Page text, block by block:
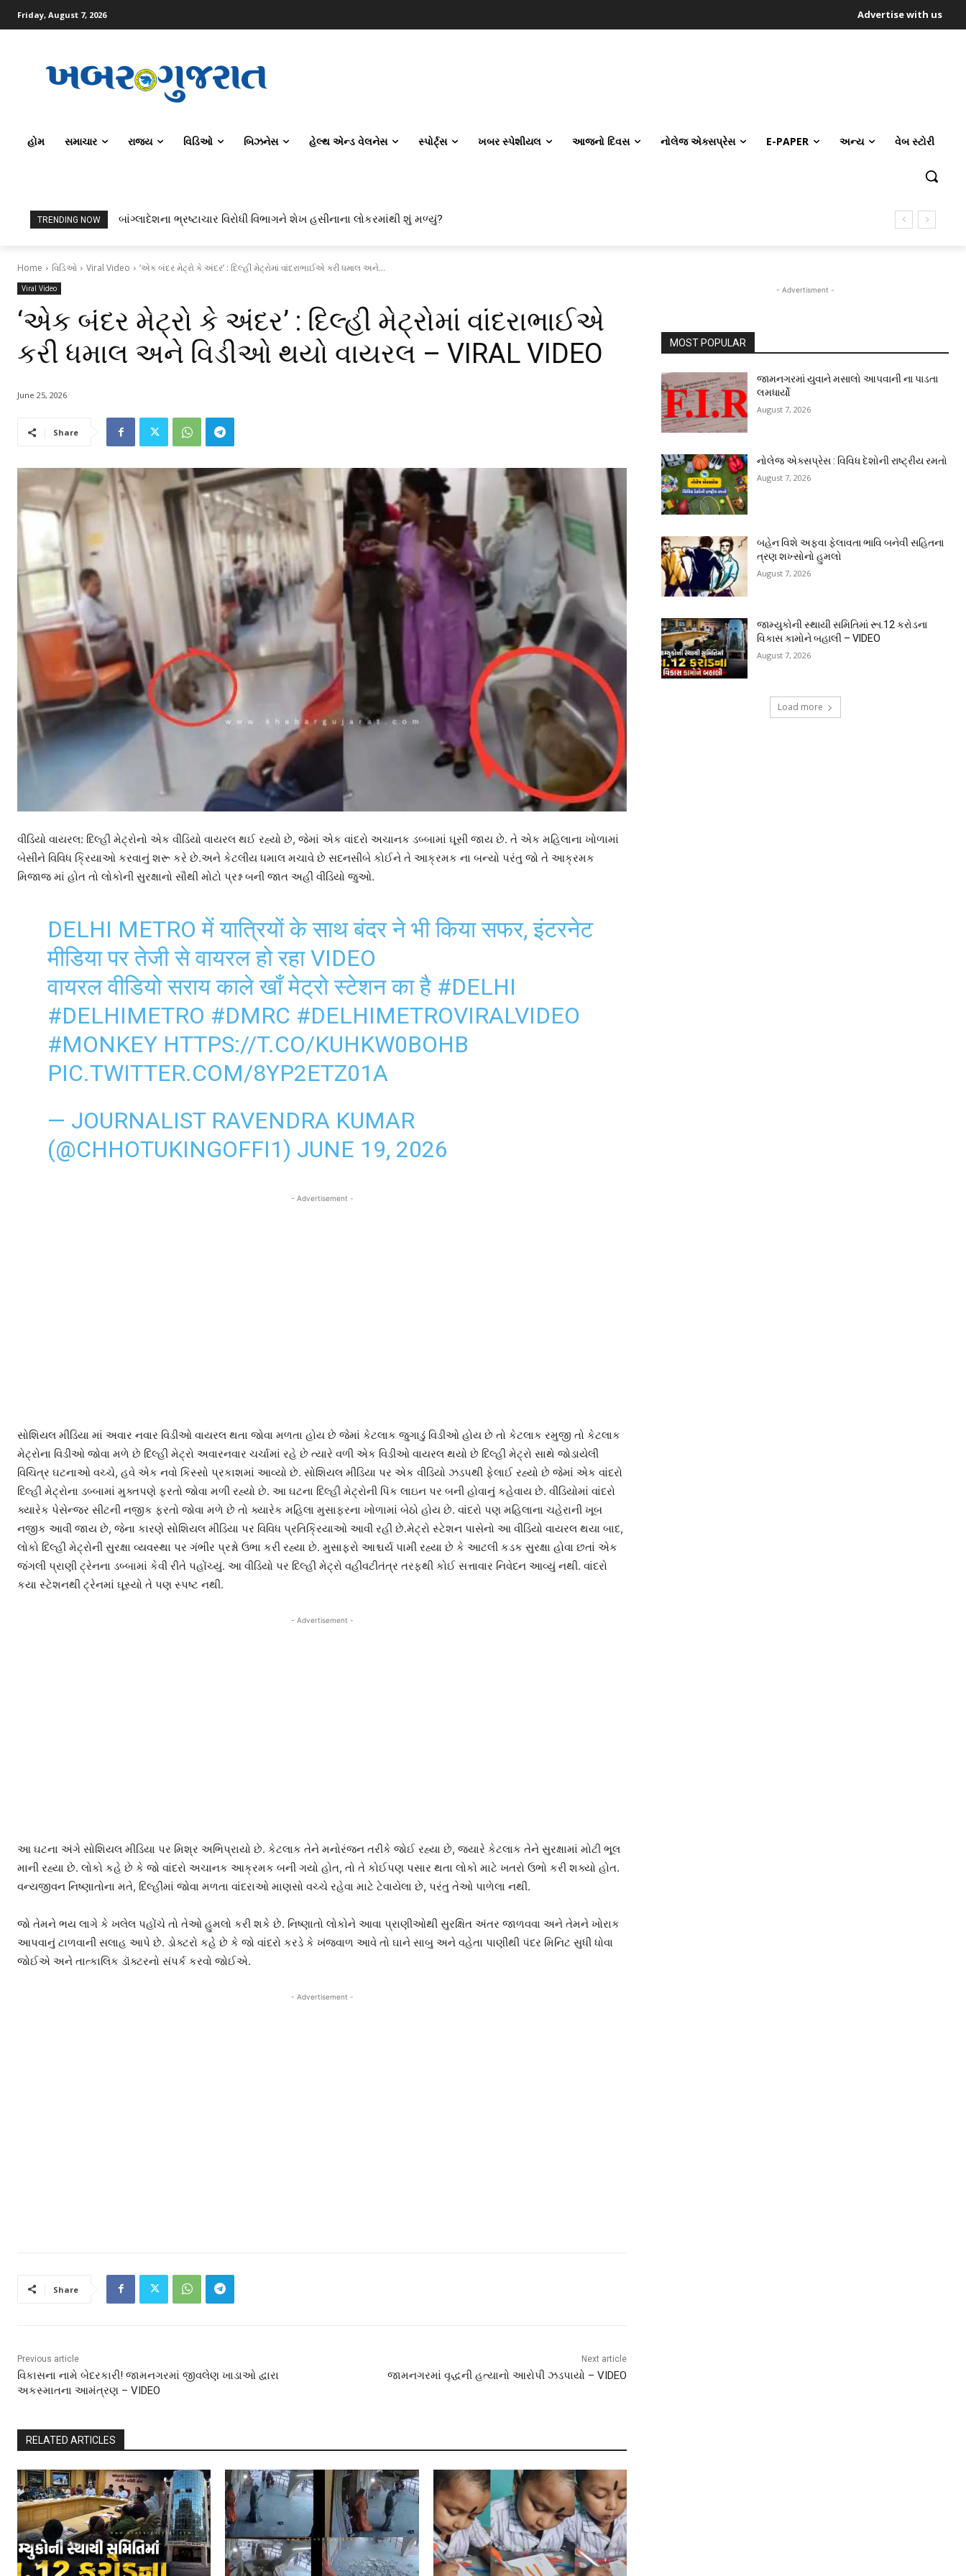
Friday, August 7, 2026 Advertise with us
હોમ સમાચાર રાજ્ય વિડિઓ બિઝનેસ હેલ્થ એન્ડ વેલનેસ સ્પોર્ટ્સ ખબર સ્પેશીયલ આજનો દિવસ નોલેજ એક્સપ્રેસ E-PAPER અન્ય વેબ સ્ટોરી
TRENDING NOW બાંગ્લાદેશના ભ્રષ્ટાચાર વિરોધી વિભાગને શેખ હસીનાના લોકરમાંથી શું મળ્યું?
Home વિડિઓ Viral Video ‘એક બંદર મેટ્રો કે અંદર’ : દિલ્હી મેટ્રોમાં વાંદરાભાઈએ કરી ધમાલ અને...
Viral Video
‘એક બંદર મેટ્રો કે અંદર’ : દિલ્હી મેટ્રોમાં વાંદરાભાઈએ
કરી ધમાલ અને વિડીઓ થયો વાયરલ – VIRAL VIDEO
June 25, 2026
Share
વીડિયો વાયરલ: દિલ્હી મેટ્રોનો એક વીડિયો વાયરલ થઈ રહ્યો છે, જેમાં એક વાંદરો અચાનક ડબ્બામાં ઘૂસી જાય છે. તે એક મહિલાના ખોળામાં
બેસીને વિવિધ ક્રિયાઓ કરવાનું શરૂ કરે છે.અને કેટલીય ધમાલ મચાવે છે સદનસીબે કોઈને તે આક્રમક ના બન્યો પરંતુ જો તે આક્રમક
મિજાજ માં હોત તો લોકોની સુરક્ષાનો સૌથી મોટો પ્રશ્ન બની જાત અહીં વીડિયો જુઓ.
DELHI METRO में यात्रियों के साथ बंदर ने भी किया सफर, इंटरनेट
मीडिया पर तेजी से वायरल हो रहा VIDEO
वायरल वीडियो सराय काले खाँ मेट्रो स्टेशन का है #DELHI
#DELHIMETRO #DMRC #DELHIMETROVIRALVIDEO
#MONKEY HTTPS://T.CO/KUHKW0BOHB
PIC.TWITTER.COM/8YP2ETZ01A
— JOURNALIST RAVENDRA KUMAR
(@CHHOTUKINGOFFI1) JUNE 19, 2026
- Advertisement -
સોશિયલ મીડિયા માં અવાર નવાર વિડીઓ વાયરલ થતા જોવા મળતા હોય છે જેમાં કેટલાક જુગાડું વિડીઓ હોય છે તો કેટલાક રમુજી તો કેટલાક
મેટ્રોના વિડીઓ જોવા મળે છે દિલ્હી મેટ્રો અવારનવાર ચર્ચામાં રહે છે ત્યારે વળી એક વિડીઓ વાયરલ થયો છે દિલ્હી મેટ્રો સાથે જોડાયેલી
વિચિત્ર ઘટનાઓ વચ્ચે, હવે એક નવો કિસ્સો પ્રકાશમાં આવ્યો છે. સોશિયલ મીડિયા પર એક વીડિયો ઝડપથી ફેલાઈ રહ્યો છે જેમાં એક વાંદરો
દિલ્હી મેટ્રોના ડબ્બામાં મુક્તપણે ફરતો જોવા મળી રહ્યો છે. આ ઘટના દિલ્હી મેટ્રોની પિંક લાઇન પર બની હોવાનું કહેવાય છે. વીડિયોમાં વાંદરો
ક્યારેક પેસેન્જર સીટની નજીક ફરતો જોવા મળે છે તો ક્યારેક મહિલા મુસાફરના ખોળામાં બેઠો હોય છે. વાંદરો પણ મહિલાના ચહેરાની ખૂબ
નજીક આવી જાય છે, જેના કારણે સોશિયલ મીડિયા પર વિવિધ પ્રતિક્રિયાઓ આવી રહી છે.મેટ્રો સ્ટેશન પાસેનો આ વીડિયો વાયરલ થયા બાદ,
લોકો દિલ્હી મેટ્રોની સુરક્ષા વ્યવસ્થા પર ગંભીર પ્રશ્નો ઉભા કરી રહ્યા છે. મુસાફરો આશ્ચર્ય પામી રહ્યા છે કે આટલી કડક સુરક્ષા હોવા છતાં એક
જંગલી પ્રાણી ટ્રેનના ડબ્બામાં કેવી રીતે પહોંચ્યું. આ વીડિયો પર દિલ્હી મેટ્રો વહીવટીતંત્ર તરફથી કોઈ સત્તાવાર નિવેદન આવ્યું નથી. વાંદરો
કયા સ્ટેશનથી ટ્રેનમાં ઘૂસ્યો તે પણ સ્પષ્ટ નથી.
- Advertisement -
આ ઘટના અંગે સોશિયલ મીડિયા પર મિશ્ર અભિપ્રાયો છે. કેટલાક તેને મનોરંજન તરીકે જોઈ રહ્યા છે, જ્યારે કેટલાક તેને સુરક્ષામાં મોટી ભૂલ
માની રહ્યા છે. લોકો કહે છે કે જો વાંદરો અચાનક આક્રમક બની ગયો હોત, તો તે કોઈપણ પસાર થતા લોકો માટે ખતરો ઉભો કરી શક્યો હોત.
વન્યજીવન નિષ્ણાતોના મતે, દિલ્હીમાં જોવા મળતા વાંદરાઓ માણસો વચ્ચે રહેવા માટે ટેવાયેલા છે, પરંતુ તેઓ પાળેલા નથી.
જો તેમને ભય લાગે કે ખલેલ પહોંચે તો તેઓ હુમલો કરી શકે છે. નિષ્ણાતો લોકોને આવા પ્રાણીઓથી સુરક્ષિત અંતર જાળવવા અને તેમને ખોરાક
આપવાનું ટાળવાની સલાહ આપે છે. ડોક્ટરો કહે છે કે જો વાંદરો કરડે કે ખંજવાળ આવે તો ઘાને સાબુ અને વહેતા પાણીથી પંદર મિનિટ સુધી ધોવા
જોઈએ અને તાત્કાલિક ડૉક્ટરનો સંપર્ક કરવો જોઈએ.
- Advertisement -
Share
Previous article
વિકાસના નામે બેદરકારી! જામનગરમાં જીવલેણ ખાડાઓ દ્વારા
અકસ્માતના આમંત્રણ – VIDEO
Next article
જામનગરમાં વૃદ્ધની હત્યાનો આરોપી ઝડપાયો – VIDEO
RELATED ARTICLES
- Advertisment -
MOST POPULAR
જામનગરમાં યુવાને મસાલો આપવાની ના પાડતા
લમધાર્યો
August 7, 2026
નોલેજ એક્સપ્રેસ : વિવિધ દેશોની રાષ્ટ્રીય રમતો
August 7, 2026
બહેન વિશે અફવા ફેલાવતા ભાવિ બનેવી સહિતના
ત્રણ શખ્સોનો હુમલો
August 7, 2026
જામ્યુકોની સ્થાયી સમિતિમાં રૂા.12 કરોડના
વિકાસ કામોને બહાલી – VIDEO
August 7, 2026
Load more